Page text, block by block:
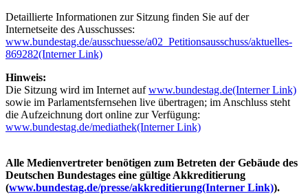
Detaillierte Informationen zur Sitzung finden Sie auf der
Internetseite des Ausschusses:
www.bundestag.de/ausschuesse/a02_Petitionsausschuss/aktuelles-
869282(Interner Link)
Hinweis:
Die Sitzung wird im Internet aufwww.bundestag.de(Interner Link)
sowie im Parlamentsfernsehen live übertragen; im Anschluss steht
die Aufzeichnung dort online zur Verfügung:
www.bundestag.de/mediathek(Interner Link)
Alle Medienvertreter benötigen zum Betreten der Gebäude des
Deutschen Bundestages eine gültige Akkreditierung
(www.bundestag.de/presse/akkreditierung(Interner Link)).